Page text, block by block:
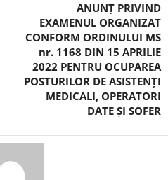
ANUNȚ PRIVIND
EXAMENUL ORGANIZAT
CONFORM ORDINULUI MS
nr. 1168 DIN 15 APRILIE
2022 PENTRU OCUPAREA
POSTURILOR DE ASISTENȚI
MEDICALI, OPERATORI
DATE ȘI SOFER